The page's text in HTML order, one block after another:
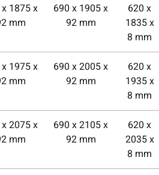
1875 x
mm
690 x 1905 x
92 mm
620 x
1835 x
8 mm
1975 x
mm
690 x 2005 x
92 mm
620 x
1935 x
8 mm
2075 x
mm
690 x 2105 x
92 mm
620 x
2035 x
8 mm